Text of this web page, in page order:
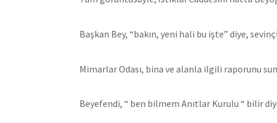
Başkan Bey, “bakın, yeni hali bu işte” diye,
Mimarlar Odası, bina ve alanla ilgili raporunu
Beyefendi, “ ben bilmem Anıtlar Kurulu “ bilir